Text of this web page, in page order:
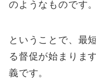
のようなものです。
ということで、最
る督促が始まりま
義です。